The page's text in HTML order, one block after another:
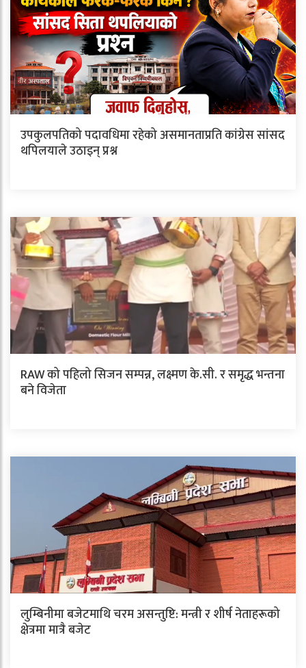
उपकुलपतिको पदावधिमा रहेको असमानताप्रति कांग्रेस सांसद
थपिलयाले उठाइन् प्रश्न
RAW को पहिलो सिजन सम्पन्न, लक्ष्मण के.सी. र समृद्ध भन्तना
बने विजेता
लुम्बिनीमा बजेटमाथि चरम असन्तुष्टि: मन्त्री र शीर्ष नेताहरूको
क्षेत्रमा मात्रै बजेट